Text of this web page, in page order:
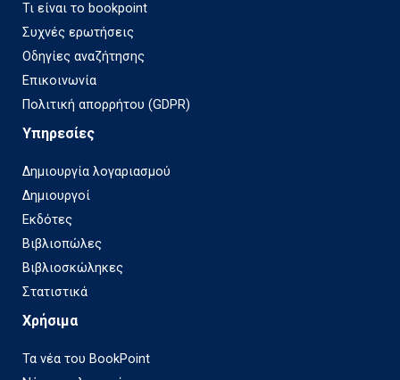
Τι είναι το bookpoint
Συχνές ερωτήσεις
Οδηγίες αναζήτησης
Επικοινωνία
Πολιτική απορρήτου (GDPR)
Υπηρεσίες
Δημιουργία λογαριασμού
Δημιουργοί
Εκδότες
Βιβλιοπώλες
Βιβλιοσκώληκες
Στατιστικά
Χρήσιμα
Τα νέα του BookPoint